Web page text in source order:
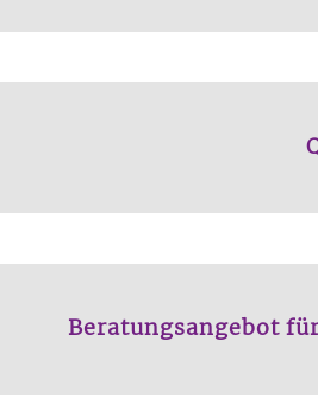
Beratungsangebot